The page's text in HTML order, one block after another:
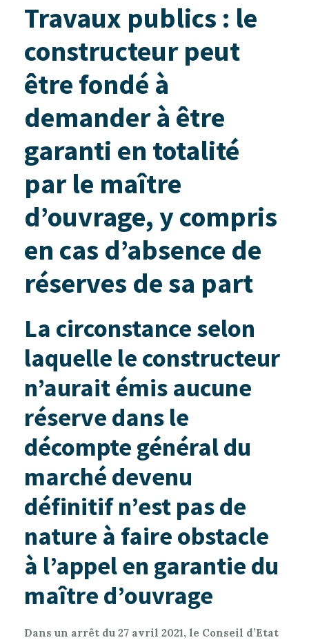
Travaux publics : le
constructeur peut
être fondé à
demander à être
garanti en totalité
par le maître
d’ouvrage, y compris
en cas d’absence de
réserves de sa part
La circonstance selon
laquelle le constructeur
n’aurait émis aucune
réserve dans le
décompte général du
marché devenu
définitif n’est pas de
nature à faire obstacle
à l’appel en garantie du
maître d’ouvrage
Dans un arrêt du 27 avril 2021, le Conseil d’Etat